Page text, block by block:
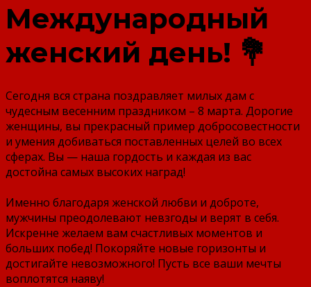
Международный
женский день! 💐
Сегодня вся страна поздравляет милых дам с
чудесным весенним праздником – 8 марта. Дорогие
женщины, вы прекрасный пример добросовестности
и умения добиваться поставленных целей во всех
сферах. Вы — наша гордость и каждая из вас
достойна самых высоких наград!
Именно благодаря женской любви и доброте,
мужчины преодолевают невзгоды и верят в себя.
Искренне желаем вам счастливых моментов и
больших побед! Покоряйте новые горизонты и
достигайте невозможного! Пусть все ваши мечты
воплотятся наяву!